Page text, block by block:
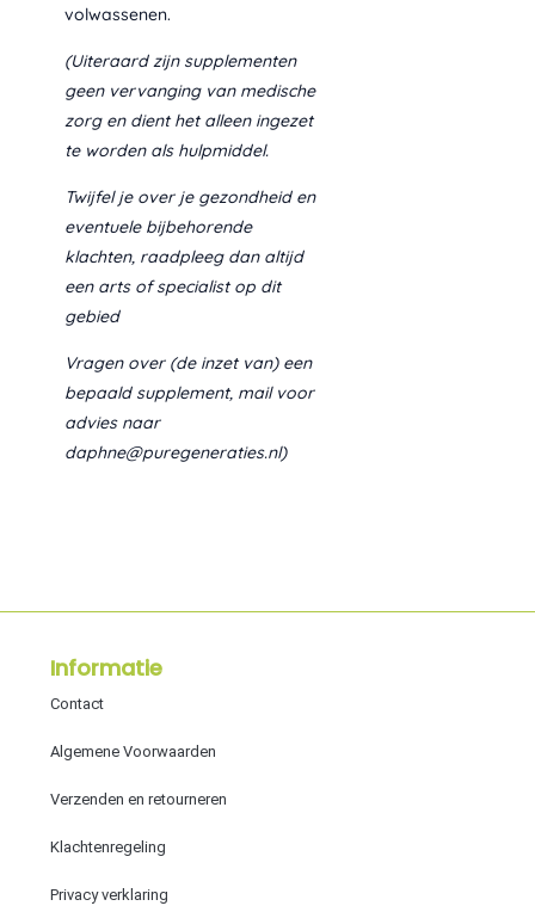
volwassenen.
(Uiteraard zijn supplementen
geen vervanging van medische
zorg en dient het alleen ingezet
te worden als hulpmiddel.
Twijfel je over je gezondheid en
eventuele bijbehorende
klachten, raadpleeg dan altijd
een arts of specialist op dit
gebied
Vragen over (de inzet van) een
bepaald supplement, mail voor
advies naar
daphne@puregeneraties.nl)
Informatie
Contact
Algemene Voorwaarden
Verzenden en retourneren
Klachtenregeling
Privacy verklaring